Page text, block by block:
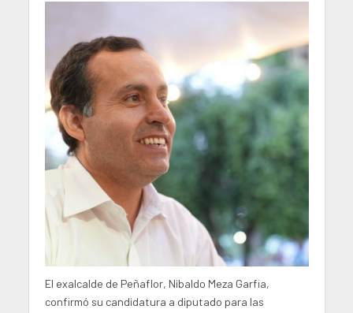
El exalcalde de Peñaflor, Nibaldo Meza Garfia,
confirmó su candidatura a diputado para las